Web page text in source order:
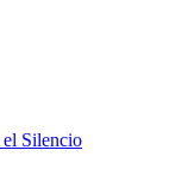
el Silencio